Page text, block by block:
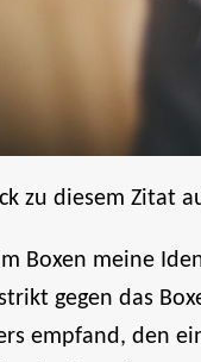
zu diesem Zitat
Boxen meine
gegen das
empfand, den